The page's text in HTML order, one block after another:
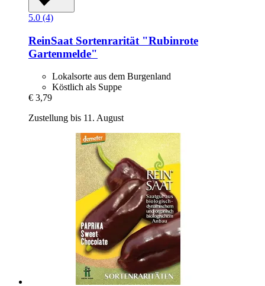
5.0 (4)
ReinSaat Sortenrarität "Rubinrote
Gartenmelde"
Lokalsorte aus dem Burgenland
Köstlich als Suppe
€ 3,79
Zustellung bis 11. August